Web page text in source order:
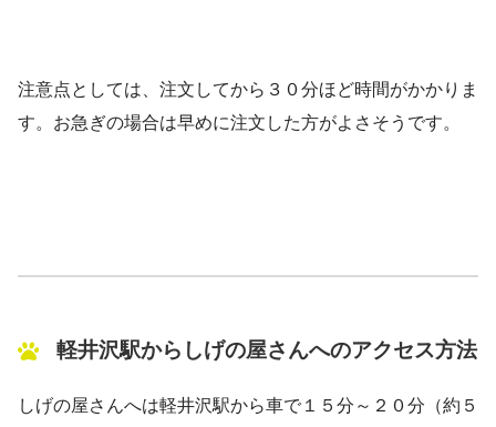
注意点としては、注文してから３０分ほど時間がかかりま
す。お急ぎの場合は早めに注文した方がよさそうです。
軽井沢駅からしげの屋さんへのアクセス方法
しげの屋さんへは軽井沢駅から車で１５分～２０分（約５